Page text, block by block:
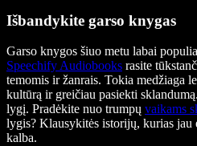
Išbandykite garso knygas
Garso knygos šiuo metu labai
Speechify Audiobooks rasite
temomis ir žanrais. Tokia medžiaga
kultūrą ir greičiau pasiekti
lygį. Pradėkite nuo trumpų vaikams
lygis? Klausykitės istorijų, kurias jau
kalba.